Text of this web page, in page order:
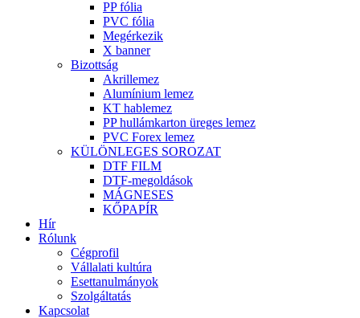
PP fólia
PVC fólia
Megérkezik
X banner
Bizottság
Akrillemez
Alumínium lemez
KT hablemez
PP hullámkarton üreges lemez
PVC Forex lemez
KÜLÖNLEGES SOROZAT
DTF FILM
DTF-megoldások
MÁGNESES
KŐPAPÍR
Hír
Rólunk
Cégprofil
Vállalati kultúra
Esettanulmányok
Szolgáltatás
Kapcsolat